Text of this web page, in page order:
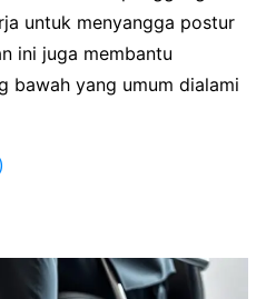
untuk menyangga postur
ini juga membantu
bawah yang umum dialami